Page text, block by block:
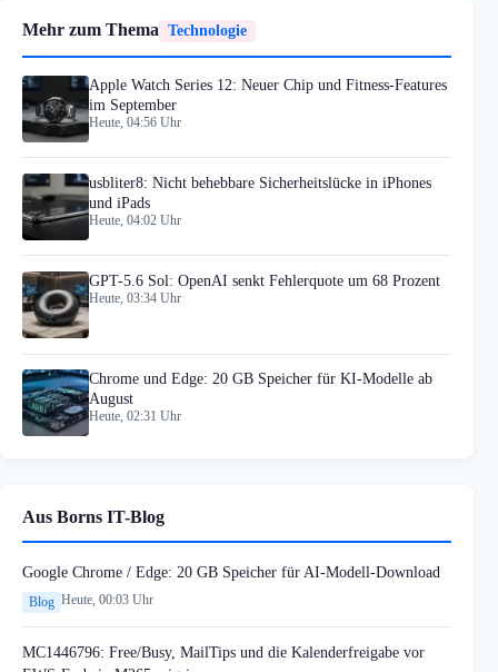
Mehr zum Thema Technologie
Apple Watch Series 12: Neuer Chip und Fitness-Features
im September
Heute, 04:56 Uhr
usbliter8: Nicht behebbare Sicherheitslücke in iPhones
und iPads
Heute, 04:02 Uhr
GPT-5.6 Sol: OpenAI senkt Fehlerquote um 68 Prozent
Heute, 03:34 Uhr
Chrome und Edge: 20 GB Speicher für KI-Modelle ab
August
Heute, 02:31 Uhr
Aus Borns IT-Blog
Google Chrome / Edge: 20 GB Speicher für AI-Modell-Download
Blog Heute, 00:03 Uhr
MC1446796: Free/Busy, MailTips und die Kalenderfreigabe vor